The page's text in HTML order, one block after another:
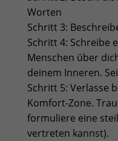
Worten
Schritt 3:
Schritt 4: Schreibe
Menschen über
deinem Inneren.
Schritt 5: Verlasse
Komfort-Zone.
formuliere eine
vertreten kannst).